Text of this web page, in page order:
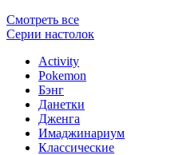
Смотреть все
Серии настолок
Activity
Pokemon
Бэнг
Данетки
Дженга
Имаджинариум
Классические